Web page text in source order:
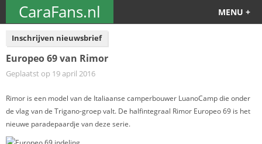
CaraFans.nl MENU +
Inschrijven nieuwsbrief
Europeo 69 van Rimor
Geplaatst op 19 april 2016
Rimor is een model van de Italiaanse camperbouwer LuanoCamp die onder
de vlag van de Trigano-groep valt. De halfintegraal Rimor Europeo 69 is het
nieuwe paradepaardje van deze serie.